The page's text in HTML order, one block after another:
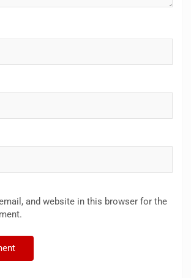
and website in this browser for the